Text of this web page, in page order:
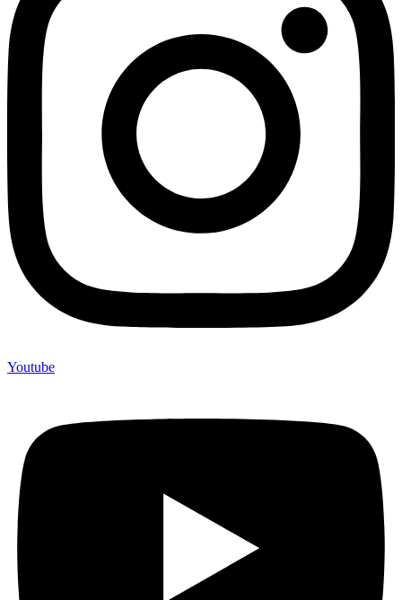
Youtube